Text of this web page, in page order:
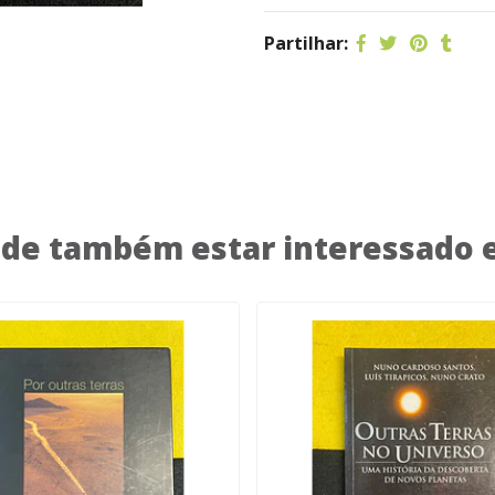
Partilhar:
também estar interessado